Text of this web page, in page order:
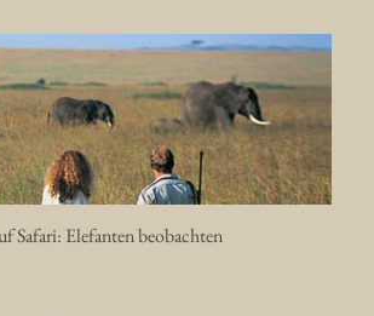
Safari: Elefanten beobachten